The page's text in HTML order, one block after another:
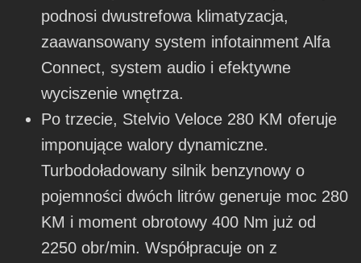
podnosi dwustrefowa klimatyzacja,
zaawansowany system infotainment Alfa
Connect, system audio i efektywne
wyciszenie wnętrza.
Po trzecie, Stelvio Veloce 280 KM oferuje
imponujące walory dynamiczne.
Turbodoładowany silnik benzynowy o
pojemności dwóch litrów generuje moc 280
KM i moment obrotowy 400 Nm już od
2250 obr/min. Współpracuje on z